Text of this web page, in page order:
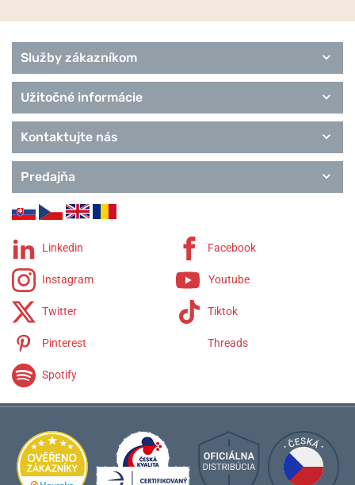
Služby zákazníkom
Užitočné informácie
Kontaktujte nás
Predajňa
Linkedin Facebook
Instagram Youtube
Twitter Tiktok
Pinterest Threads
Spotify